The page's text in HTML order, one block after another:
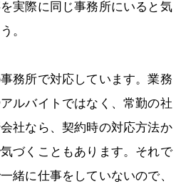
実際に同じ事務所にいると気
。
務所で対応しています。業務
ルバイトではなく、常勤の社
社なら、契約時の対応方法か
づくこともあります。それで
緒に仕事をしていないので、